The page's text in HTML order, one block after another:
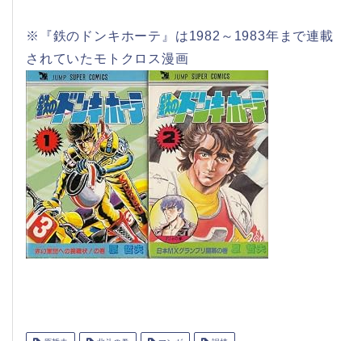
※『鉄のドンキホーテ』は1982～1983年まで連載
されていたモトクロス漫画